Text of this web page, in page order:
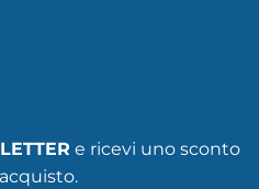
e ricevi uno sconto